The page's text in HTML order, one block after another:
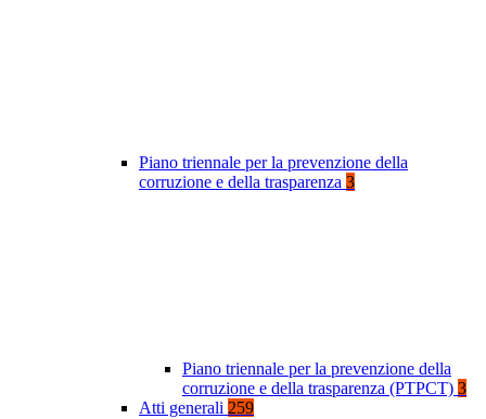
Piano triennale per la prevenzione della
corruzione e della trasparenza 3
Piano triennale per la prevenzione della
corruzione e della trasparenza (PTPCT) 3
Atti generali 259